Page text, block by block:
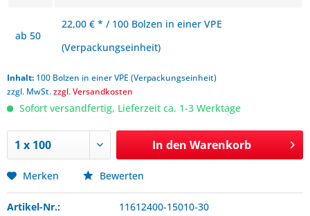
ab 50
22,00 € * / 100 Bolzen in einer VPE
(Verpackungseinheit)
Inhalt: 100 Bolzen in einer VPE (Verpackungseinheit)
zzgl. MwSt.zzgl. Versandkosten
Sofort versandfertig, Lieferzeit ca. 1-3 Werktage
In den Warenkorb
Merken Bewerten
Artikel-Nr.: 11612400-15010-30